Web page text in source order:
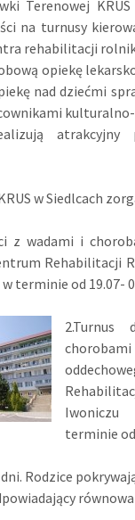
Terenowej
na turnusy
rehabilitacji
opiekę
nad dziećmi
w Siedlcach
z wadami i
Rehabilitacji
terminie od 19.07-
terminie od
Rodzice